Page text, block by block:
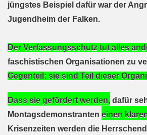
jüngstes Beispiel dafür war der
Jugendheim der Falken.
Der Verfassungsschutz tut alles
faschistischen Organisationen zu
Gegenteil: sie sind Teil dieser
Dass sie gefördert werden, dafür
Montagsdemonstranten einen
Krisenzeiten werden die
am 13.02.2023: Aktiver
Bewegung am 21.11.2022:
Montagsdemo-Bewegung am
Protest gegen die